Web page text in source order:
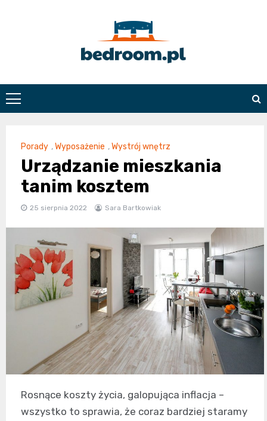
Bedroom.pl
Porady ,Wyposażenie ,Wystrój wnętrz
Urządzanie mieszkania
tanim kosztem
25 sierpnia 2022 Sara Bartkowiak
Rosnące koszty życia, galopująca inflacja –
wszystko to sprawia, że coraz bardziej staramy